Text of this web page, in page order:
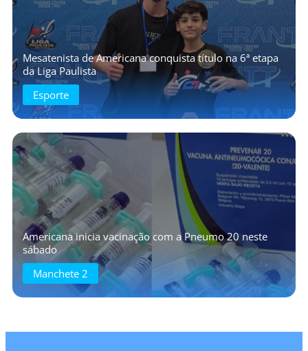
Mesatenista de Americana conquista título na 6ª etapa
da Liga Paulista
Esporte
Americana inicia vacinação com a Pneumo 20 neste
sábado
Manchete 2